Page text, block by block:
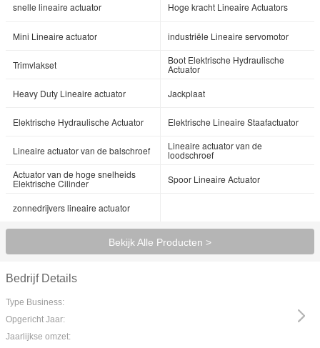
snelle lineaire actuator Hoge kracht Lineaire Actuators
Mini Lineaire actuator industriële Lineaire servomotor
Trimvlakset Boot Elektrische Hydraulische
Actuator
Heavy Duty Lineaire actuator
Jackplaat
Elektrische Hydraulische Actuator Elektrische Lineaire Staafactuator
Lineaire actuator van de balschroef Lineaire actuator van de
loodschroef
Actuator van de hoge snelheids
Elektrische Cilinder Spoor Lineaire Actuator
zonnedrijvers lineaire actuator
Bekijk Alle Producten >
Bedrijf Details
Type Business:
Opgericht Jaar:
Jaarlijkse omzet: